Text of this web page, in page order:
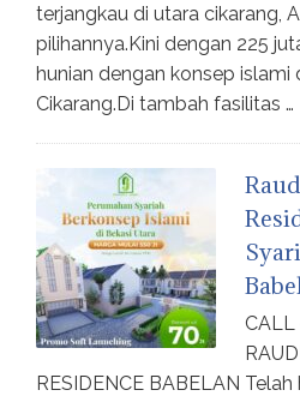
terjangkau di utara cikarang,
pilihannya.Kini dengan 225
hunian dengan konsep islami
Cikarang.Di tambah fasilitas …
CALL
RESIDENCE BABELAN